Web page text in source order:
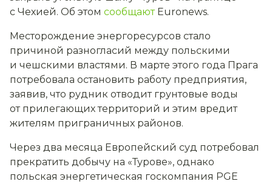
с Чехией. Об этом сообщаютEuronews.
Месторождение энергоресурсов стало
причиной разногласий между польскими
и чешскими властями. В марте этого года Прага
потребовала остановить работу предприятия,
заявив, что рудник отводит грунтовые воды
от прилегающих территорий и этим вредит
жителям приграничных районов.
Через два месяца Европейский суд потребовал
прекратить добычу на «Турове», однако
польская энергетическая госкомпания PGE